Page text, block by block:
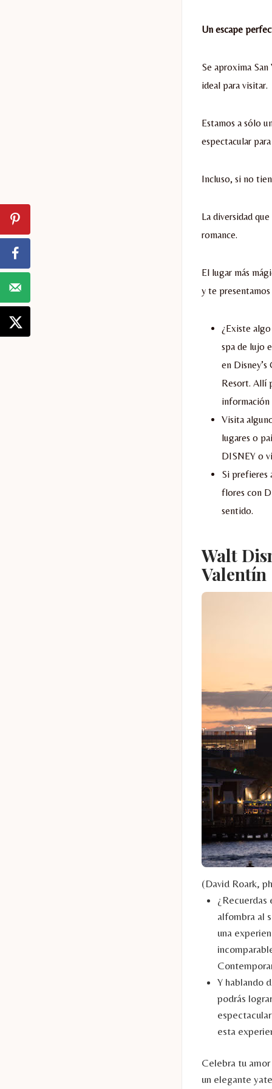
Un escape
Se aproxima
ideal para visitar.
Estamos a sólo
espectacular
Incluso, si no
La diversidad
romance.
El lugar más
y te presentamos
¿Existe
spa de lujo
en
Resort. Allí
información
Visita
lugares o
DISNEY o
Si prefieres
flores con
sentido.
Walt
Valentín
(David Roark,
¿Recuerdas
alfombra al
una
Y hablando
podrás
esta
Celebra tu
un elegante